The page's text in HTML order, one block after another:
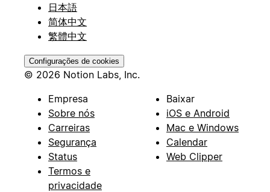
日本語
简体中文
繁體中文
Configurações de cookies
© 2026 Notion Labs, Inc.
Empresa
Sobre nós
Carreiras
Segurança
Status
Termos e
privacidade
Baixar
iOS e Android
Mac e Windows
Calendar
Web Clipper